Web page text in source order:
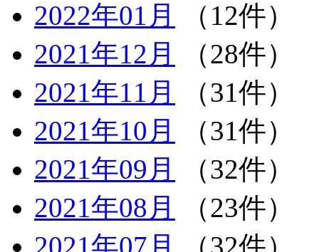
2022年01月
（12件）
2021年12月
（28件）
2021年11月
（31件）
2021年10月
（31件）
2021年09月
（32件）
2021年08月
（23件）
2021年07月
（32件）